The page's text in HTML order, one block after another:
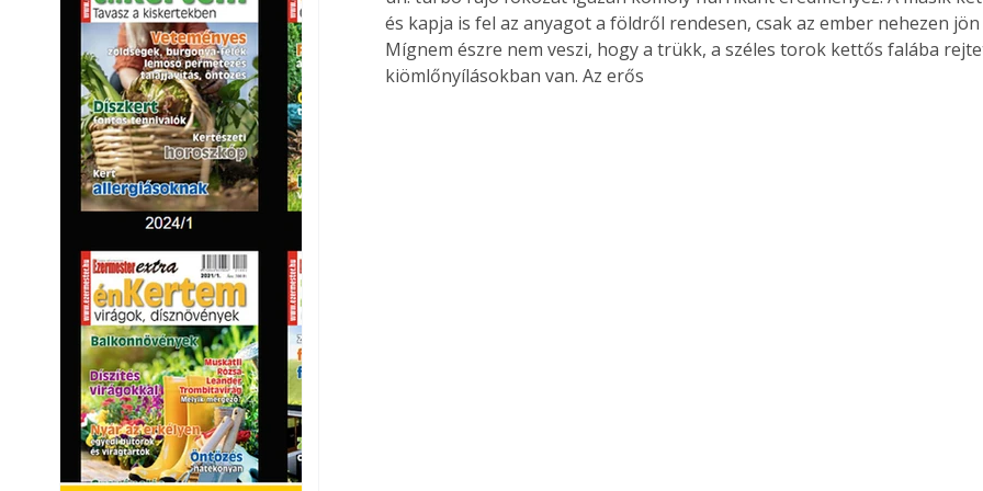
és kapja is fel az anyagot a földről rendesen, csak az ember nehezen
Mígnem észre nem veszi, hogy a trükk, a széles torok kettős falába
kiömlőnyílásokban van. Az erős